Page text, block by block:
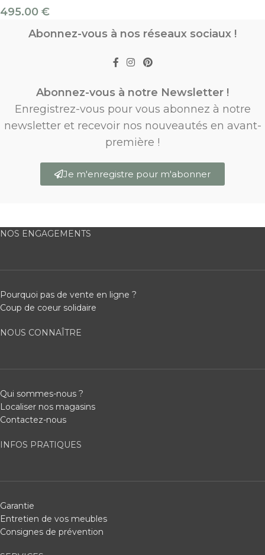
495.00 €
Abonnez-vous à nos réseaux sociaux !
Abonnez-vous à notre Newsletter !
Enregistrez-vous pour vous abonnez à notre
newsletter et recevoir nos nouveautés en avant-
première !
Je m'enregistre pour m'abonner
NOS ENGAGEMENTS
Pourquoi pas de vente en ligne ?
Coup de coeur solidaire
NOUS CONNAÎTRE
Qui sommes-nous ?
Localiser nos magasins
Contactez-nous
INFOS PRATIQUES
Garantie
Entretien de vos meubles
Consignes de prévention